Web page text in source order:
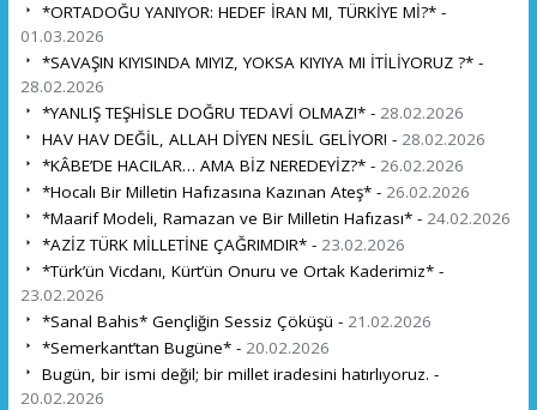
*ORTADOĞU YANIYOR: HEDEF İRAN MI, TÜRKİYE Mİ?* -
01.03.2026
*SAVAŞIN KIYISINDA MIYIZ, YOKSA KIYIYA MI İTİLİYORUZ ?* -
28.02.2026
*YANLIŞ TEŞHİSLE DOĞRU TEDAVİ OLMAZ!* - 28.02.2026
HAV HAV DEĞİL, ALLAH DİYEN NESİL GELİYOR! - 28.02.2026
*KÂBE’DE HACILAR… AMA BİZ NEREDEYİZ?* - 26.02.2026
*Hocalı Bir Milletin Hafızasına Kazınan Ateş* - 26.02.2026
*Maarif Modeli, Ramazan ve Bir Milletin Hafızası* - 24.02.2026
*AZİZ TÜRK MİLLETİNE ÇAĞRIMDIR* - 23.02.2026
*Türk’ün Vicdanı, Kürt’ün Onuru ve Ortak Kaderimiz* -
23.02.2026
*Sanal Bahis* Gençliğin Sessiz Çöküşü - 21.02.2026
*Semerkant’tan Bugüne* - 20.02.2026
Bugün, bir ismi değil; bir millet iradesini hatırlıyoruz. -
20.02.2026